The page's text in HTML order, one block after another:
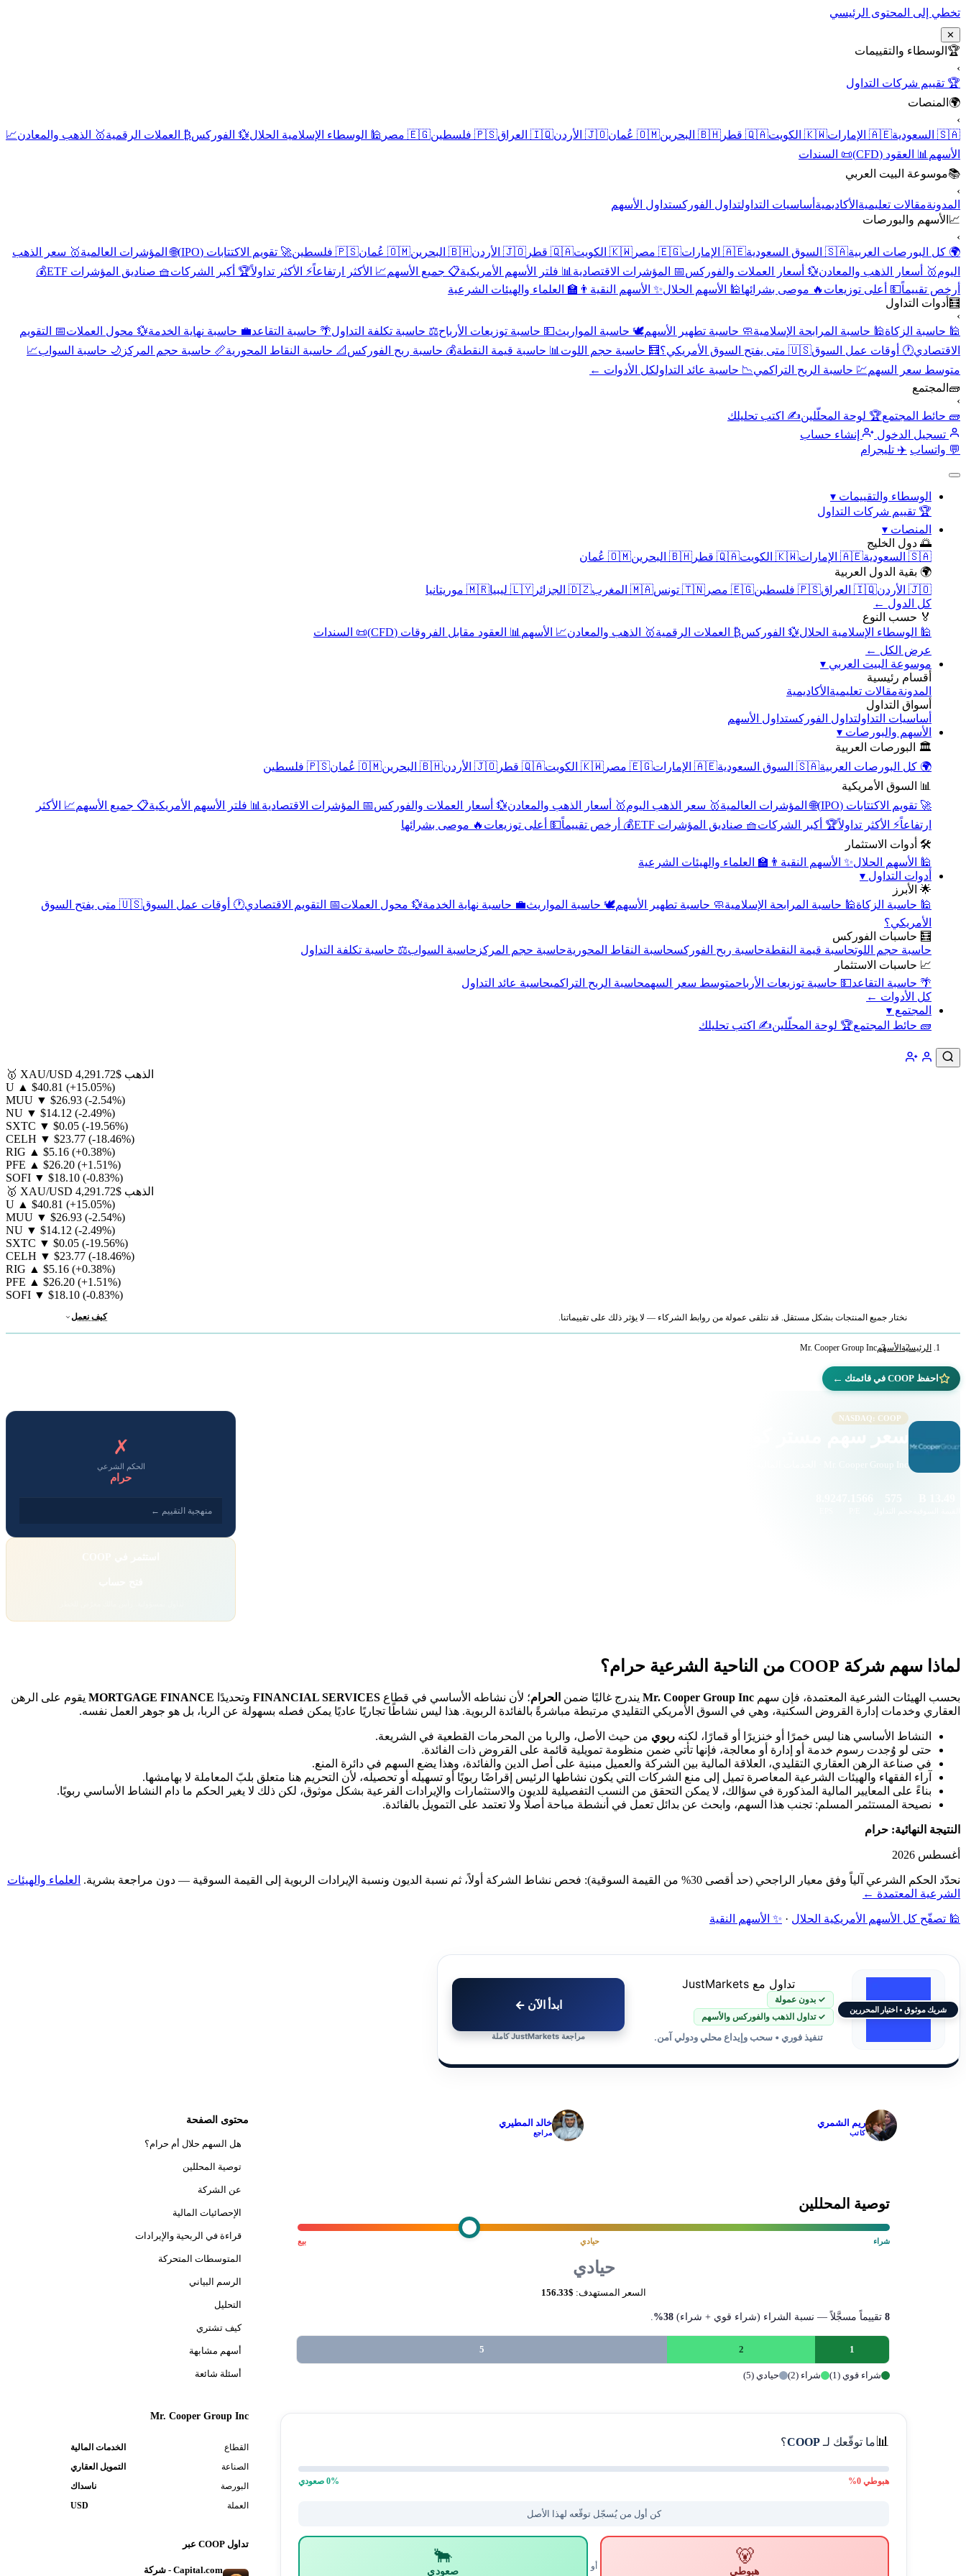
تخطي إلى المحتوى الرئيسي
✕
🏆 الوسطاء والتقييمات
›
🏆 تقييم شركات التداول
🌍 المنصات
›
🇸🇦 السعودية
🇦🇪 الإمارات 🇰🇼 الكويت 🇶🇦 قطر 🇧🇭 البحرين 🇴🇲 عُمان 🇯🇴 الأردن 🇮🇶 العراق 🇵🇸 فلسطين 🇪🇬 مصر 🕌 الوسطاء الإسلامية الحلال💱 الفوركس₿ العملات الرقمية🥇 الذهب والمعادن📈
الأسهم 📊 العقود (CFD)
📜 السندات
📚موسوعة البيت العربي
›
المدونةمقالات تعليمية الأكاديمية أساسيات التداولتداول الفوركستداول الأسهم
📈 الأسهم والبورصات
›
🌍 كل البورصات العربية🇸🇦 السوق السعودية 🇦🇪 الإمارات 🇪🇬 مصر 🇰🇼 الكويت 🇶🇦 قطر 🇯🇴 الأردن 🇧🇭 البحرين 🇴🇲 عُمان 🇵🇸 فلسطين 🚀 تقويم الاكتتابات (IPO) 🌐 المؤشرات العالمية🥇 سعر الذهب
اليوم🥇 أسعار الذهب والمعادن💱 أسعار العملات والفوركس📅 المؤشرات الاقتصادية 📊 فلتر الأسهم الأمريكية📋 جميع الأسهم📈 الأكثر ارتفاعاً⚡ الأكثر تداولاً🏆 أكبر الشركات🧺 صناديق المؤشرات ETF
💰
أرخص تقييماً💵 أعلى توزيعات 🔥 موصى بشرائها🕌 الأسهم الحلال✨ الأسهم النقية 👨‍🏫 العلماء والهيئات الشرعية
🧮 أدوات التداول
›
🕌 حاسبة الزكاة🕌 حاسبة المرابحة الإسلامية🧼 حاسبة تطهير الأسهم🕊️ حاسبة المواريث💵 حاسبة توزيعات الأرباح⚖️ حاسبة تكلفة التداول🌴 حاسبة التقاعد💼 حاسبة نهاية الخدمة💱 محول العملات📅 التقويم
الاقتصادي🕐 أوقات عمل السوق🇺🇸 متى يفتح السوق الأمريكي؟ 🧮 حاسبة حجم اللوت 📊 حاسبة قيمة النقطة💰 حاسبة ربح الفوركس 📐 حاسبة النقاط المحورية📏 حاسبة حجم المركز 🌙 حاسبة السواب📈
متوسط سعر السهم💹 حاسبة الربح التراكمي📉 حاسبة عائد التداولكل الأدوات ←
🧱 المجتمع
›
🧱 حائط المجتمع🏆 لوحة المحلّلين✍️ اكتب تحليلك
تسجيل الدخول
إنشاء حساب
💬 واتساب ✈️ تليجرام
الوسطاء والتقييمات ▾
🏆 تقييم شركات التداول
المنصات ▾
🌅 دول الخليج
🇸🇦 السعودية
🇦🇪 الإمارات 🇰🇼 الكويت 🇶🇦 قطر 🇧🇭 البحرين
🇴🇲 عُمان
🌍 بقية الدول العربية
🇯🇴 الأردن
🇮🇶 العراق 🇵🇸 فلسطين 🇪🇬 مصر 🇹🇳 تونس 🇲🇦 المغرب 🇩🇿 الجزائر 🇱🇾 ليبيا
🇲🇷 موريتانيا
كل الدول ←
🏅 حسب النوع
🕌 الوسطاء الإسلامية الحلال💱 الفوركس₿ العملات الرقمية🥇 الذهب والمعادن📈 الأسهم 📊 العقود مقابل الفروقات (CFD)
📜 السندات
عرض الكل ←
موسوعة البيت العربي ▾
أقسام رئيسية
المدونةمقالات تعليمية الأكاديمية
أسواق التداول
أساسيات التداولتداول الفوركستداول الأسهم
الأسهم والبورصات ▾
🏛️ البورصات العربية
🌍 كل البورصات العربية🇸🇦 السوق السعودية 🇦🇪 الإمارات 🇪🇬 مصر 🇰🇼 الكويت 🇶🇦 قطر 🇯🇴 الأردن 🇧🇭 البحرين 🇴🇲 عُمان
🇵🇸 فلسطين
📊 السوق الأمريكية
🚀 تقويم الاكتتابات (IPO)
🌐 المؤشرات العالمية🥇 سعر الذهب اليوم🥇 أسعار الذهب والمعادن💱 أسعار العملات والفوركس📅 المؤشرات الاقتصادية 📊 فلتر الأسهم الأمريكية📋 جميع الأسهم📈 الأكثر
ارتفاعاً⚡ الأكثر تداولاً🏆 أكبر الشركات🧺 صناديق المؤشرات ETF 💰 أرخص تقييماً💵 أعلى توزيعات 🔥 موصى بشرائها
🛠️ أدوات الاستثمار
🕌 الأسهم الحلال✨ الأسهم النقية 👨‍🏫 العلماء والهيئات الشرعية
أدوات التداول ▾
🌟 الأبرز
🕌 حاسبة الزكاة🕌 حاسبة المرابحة الإسلامية🧼 حاسبة تطهير الأسهم🕊️ حاسبة المواريث💼 حاسبة نهاية الخدمة💱 محول العملات📅 التقويم الاقتصادي🕐 أوقات عمل السوق
🇺🇸 متى يفتح السوق
الأمريكي؟
🧮 حاسبات الفوركس
حاسبة حجم اللوتحاسبة قيمة النقطةحاسبة ربح الفوركسحاسبة النقاط المحوريةحاسبة حجم المركز حاسبة السواب⚖️ حاسبة تكلفة التداول
📈 حاسبات الاستثمار
🌴 حاسبة التقاعد💵 حاسبة توزيعات الأرباحمتوسط سعر السهمحاسبة الربح التراكميحاسبة عائد التداول
كل الأدوات ←
المجتمع ▾
🧱 حائط المجتمع🏆 لوحة المحلّلين✍️ اكتب تحليلك
🥇 XAU/USD الذهب $4,291.72
U ▲ $40.81 (+15.05%)
MUU ▼ $26.93 (-2.54%)
NU ▼ $14.12 (-2.49%)
SXTC ▼ $0.05 (-19.56%)
CELH ▼ $23.77 (-18.46%)
RIG ▲ $5.16 (+0.38%)
PFE ▲ $26.20 (+1.51%)
SOFI ▼ $18.10 (-0.83%)
🥇 XAU/USD الذهب $4,291.72
U ▲ $40.81 (+15.05%)
MUU ▼ $26.93 (-2.54%)
NU ▼ $14.12 (-2.49%)
SXTC ▼ $0.05 (-19.56%)
CELH ▼ $23.77 (-18.46%)
RIG ▲ $5.16 (+0.38%)
PFE ▲ $26.20 (+1.51%)
SOFI ▼ $18.10 (-0.83%)
نختار جميع المنتجات بشكل مستقل. قد نتلقى عمولة من روابط الشركاء — لا يؤثر ذلك على تقييماتنا. كيف نعمل
الرئيسية الأسهمMr. Cooper Group Inc
احفظ COOP في قائمتك ←
NASDAQ: COOP
Mr. Cooper Group Inc · الخدمات المالية · ناسداك
✗
الحكم الشرعي
حرام
منهجية التقييم ←
لماذا سهم شركة COOP من الناحية الشرعية حرام؟
بحسب الهيئات الشرعية المعتمدة، فإن سهم Mr. Cooper Group Inc يندرج غالبًا ضمن الحرام؛ لأن نشاطه الأساسي في قطاع FINANCIAL SERVICES وتحديدًا MORTGAGE FINANCE يقوم على الرهن
العقاري وخدمات إدارة القروض السكنية، وهي في السوق الأمريكي التقليدي مرتبطة مباشرةً بالفائدة الربوية. هذا ليس نشاطًا تجاريًا عاديًا يمكن فصله بسهولة عن الربا، بل هو جوهر العمل نفسه.
النشاط الأساسي هنا ليس خمرًا أو خنزيرًا أو قمارًا، لكنه ربوي من حيث الأصل، والربا من المحرمات القطعية في الشريعة.
حتى لو وُجدت رسوم خدمة أو إدارة أو معالجة، فإنها تأتي ضمن منظومة تمويلية قائمة على القروض ذات الفائدة.
في صناعة الرهن العقاري التقليدي، العلاقة المالية بين الشركة والعميل مبنية على أصل الدين والفائدة، وهذا يضع السهم في دائرة المنع.
آراء الفقهاء والهيئات الشرعية المعاصرة تميل إلى منع الشركات التي يكون نشاطها الرئيس إقراضًا ربويًا أو تسهيله أو تحصيله، لأن التحريم هنا متعلق بلبّ المعاملة لا بهامشها.
بناءً على المعايير المالية المذكورة في سؤالك، لا يمكن التحقق من النسب التفصيلية للديون والاستثمارات والإيرادات الفرعية بشكل موثوق، لكن ذلك لا يغير الحكم ما دام النشاط الأساسي ربويًا.
نصيحة المستثمر المسلم: تجنب هذا السهم، وابحث عن بدائل تعمل في أنشطة مباحة أصلًا ولا تعتمد على التمويل بالفائدة.
النتيجة النهائية: حرام
أغسطس 2026
نحدّد الحكم الشرعي آلياً وفق معيار الراجحي (حد أقصى 30% من القيمة السوقية): فحص نشاط الشركة أولاً، ثم نسبة الديون ونسبة الإيرادات الربوية إلى القيمة السوقية — دون مراجعة بشرية.
العلماء والهيئات
الشرعية المعتمدة ←
🕌 تصفّح كل الأسهم الأمريكية الحلال · ✨ الأسهم النقية
شريك موثوق • اختيار المحررين
تداول مع JustMarkets
✓ بدون عمولة
✓ تداول الذهب والفوركس والأسهم
تنفيذ فوري • سحب وإيداع محلي ودولي آمن.
ابدأ الآن ←
مراجعة JustMarkets كاملة
محتوى الصفحة
هل السهم حلال أم حرام؟
توصية المحللين
عن الشركة
الإحصائيات المالية
قراءة في الربحية والإيرادات
المتوسطات المتحركة
الرسم البياني
التحليل
كيف تشتري
أسهم مشابهة
أسئلة شائعة
Mr. Cooper Group Inc
القطاع
الخدمات المالية
الصناعة
التمويل العقاري
البورصة
ناسداك
العملة
USD
تداول COOP عبر
Capital.com - شركة
ريم الشمري
كاتب
خالد المطيري
مراجع
توصية المحللين
بيع حيادي شراء
حيادي
السعر المستهدف: $156.33
8 تقييماً مسجَّلاً — نسبة الشراء (شراء قوي + شراء) 38%
1
2
5
شراء قوي (1) شراء (2) حيادي (5)
📊ما توقّعك لـ COOP؟
هبوطي 0
%
0% صعودي
كن أول من يُسجّل توقّعه لهذا الأصل
🐻
هبوطي أو 🐂
صعودي